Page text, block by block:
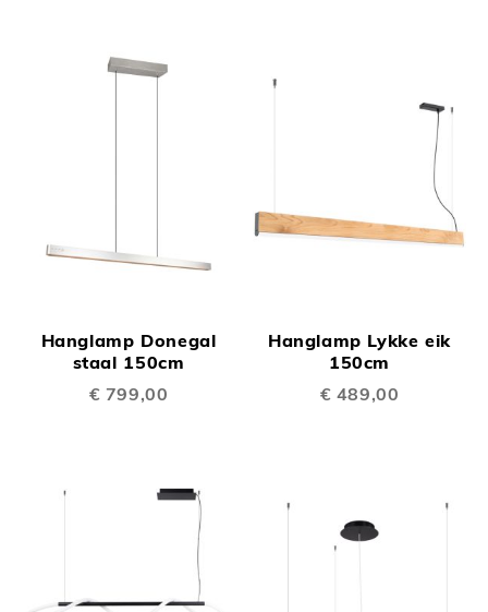
Hanglamp Donegal
staal 150cm
€ 799,00
Hanglamp Lykke eik
150cm
€ 489,00